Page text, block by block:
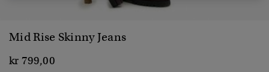
Mid Rise Skinny Jeans
kr 799,00